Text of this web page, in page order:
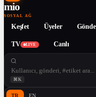
mio
SOSYAL AĞ
Keşfet Üyeler
TV LIVE Canlı
⌘K
TR EN